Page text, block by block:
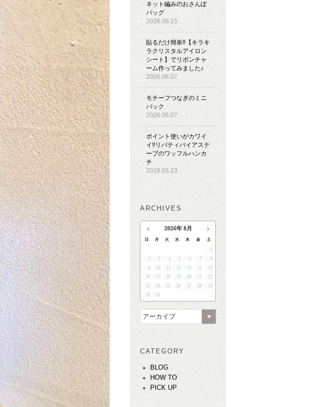
ネット編みのおさんぽ
バッグ
2026.06.15
貼るだけ簡単‼︎【キラキ
ラクリスタルアイロン
シート】でリボンチャ
ーム作ってみました♪
2026.06.07
モチーフつなぎのミニ
バック
2026.06.07
ポイント使いがカワイ
イ‼︎リバティバイアステ
ープのワッフルハンカ
チ
2026.05.23
ARCHIVES
2026年 8月
日 月 火 水 木 金
土
2
3 4 5 6 7
8
9
10 12 13 14
15
16
17 18 19 20 21
22
23
24 25 26 27 28
29
30
31
アーカイブ
CATEGORY
BLOG
HOW TO
PICK UP